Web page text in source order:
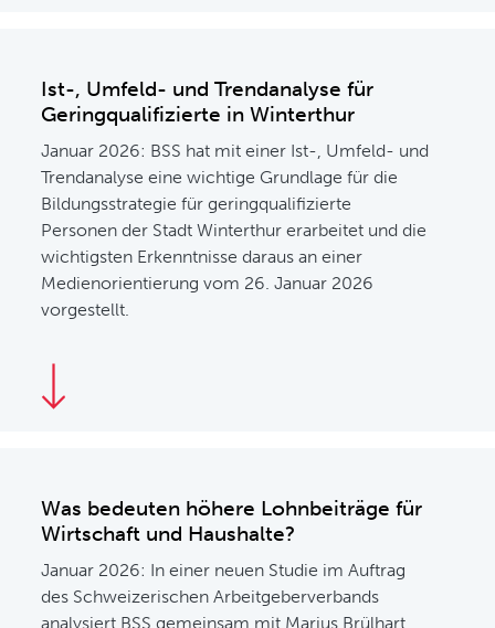
Ist-, Umfeld- und Trendanalyse für
Geringqualifizierte in Winterthur
Januar 2026: BSS hat mit einer Ist-, Umfeld- und
Trendanalyse eine wichtige Grundlage für die
Bildungsstrategie für geringqualifizierte
Personen der Stadt Winterthur erarbeitet und die
wichtigsten Erkenntnisse daraus an einer
Medienorientierung vom 26. Januar 2026
vorgestellt.
Was bedeuten höhere Lohnbeiträge für
Wirtschaft und Haushalte?
Januar 2026: In einer neuen Studie im Auftrag
des Schweizerischen Arbeitgeberverbands
analysiert BSS gemeinsam mit Marius Brülhart